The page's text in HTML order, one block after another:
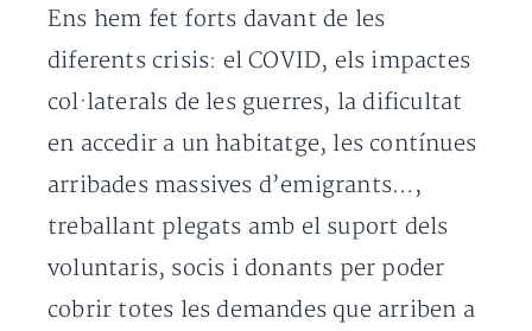
Ens hem fet forts davant de les
diferents crisis: el COVID, els impactes
col·laterals de les guerres, la dificultat
en accedir a un habitatge, les contínues
arribades massives d’emigrants…,
treballant plegats amb el suport dels
voluntaris, socis i donants per poder
cobrir totes les demandes que arriben a